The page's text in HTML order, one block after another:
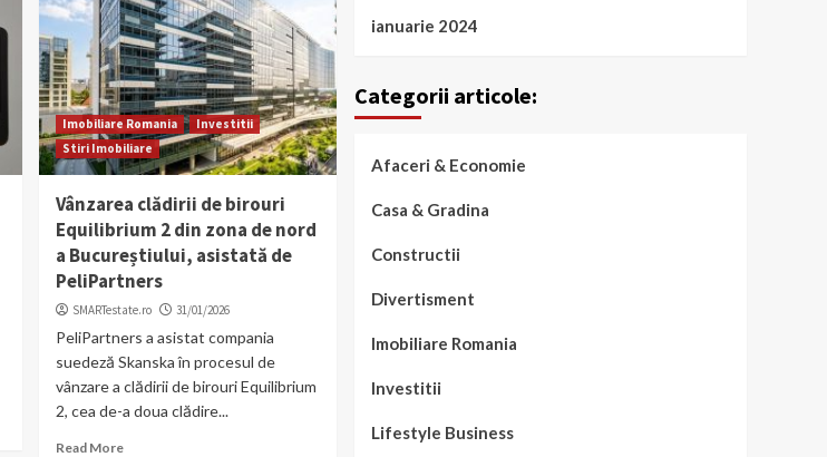
Imobiliare Romania
Investitii
Stiri Imobiliare
Vânzarea clădirii de birouri
Equilibrium 2 din zona de nord
a Bucureștiului, asistată de
PeliPartners
SMARTestate.ro 31/01/2026
PeliPartners a asistat compania
suedeză Skanska în procesul de
vânzare a clădirii de birouri Equilibrium
2, cea de-a doua clădire...
Read More
ianuarie 2024
Categorii articole:
Afaceri & Economie
Casa & Gradina
Constructii
Divertisment
Imobiliare Romania
Investitii
Lifestyle Business